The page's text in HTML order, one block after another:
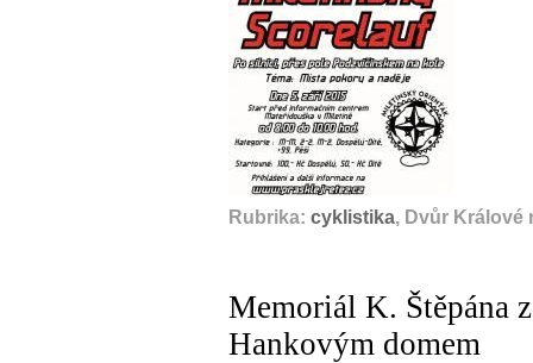
Rubrika: cyklistika, Dvůr Králové
Memoriál K. Štěpána
Hankovým domem